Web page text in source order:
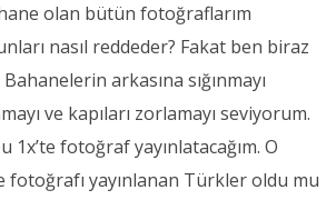
olan bütün fotoğraflarım
nasıl reddeder? Fakat ben biraz
Bahanelerin arkasına sığınmayı
ve kapıları zorlamayı seviyorum.
1x’te fotoğraf yayınlatacağım. O
fotoğrafı yayınlanan Türkler oldu mu